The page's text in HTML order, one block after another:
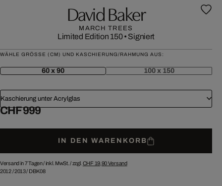
David Baker
MARCH TREES
Limited Edition 150• Signiert
WÄHLE GRÖSSE (CM) UND KASCHIERUNG/RAHMUNG AUS:
60 x 90 100 x 150
Kaschierung unter Acrylglas
CHF 999
IN DEN WARENKORB
Versand in 7 Tagen /inkl. MwSt. / zzgl. CHF 19,90Versand
2012/2013/ DBK08